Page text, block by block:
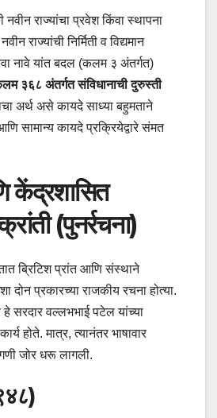
राज्यांचा प्रवेश किंवा स्थापना
राज्यांची निर्मिती व विद्यमान
नावे यांत बदल (कलम ३ अंतर्गत)
३६८ अंतर्गत संविधानाची दुरुस्ती
अर्थ असे कायदे साध्या बहुमताने
सामान्य कायदे प्रक्रियेद्वारे संमत
केंद्रशासित
(पुनर्रचना)
ब्रिटिश प्रांत आणि संस्थाने
प्रकारच्या राजकीय रचना होत्या.
सरदार वल्लभभाई पटेल यांच्या
होते. मात्र, त्यानंतर भाषावार
जोर धरू लागली.